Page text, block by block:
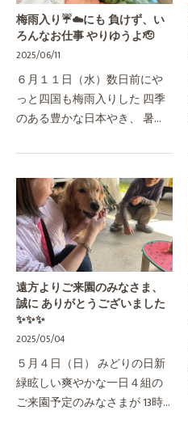
梅雨入り☔️☁️にも 負けず、い
ろんなお仕事 やりゆうよ🫡
2025/06/11
６月１１日（水）数日前にや
っと四国も梅雨入りした 四季
のある豊かな日本やき、 暑い
り、 梅雨にはそれなりに雨も
降って 台風もいくらかは発生
せんと やっぱり今まで通りの
農業…
遠方よりご来園のみなさま、
誠に ありがとうございました
✨✨✨
2025/05/04
５月４日（日） みどりの日新
緑眩しい爽やかな一日４組の
ご来園予定のみなさまが 13時